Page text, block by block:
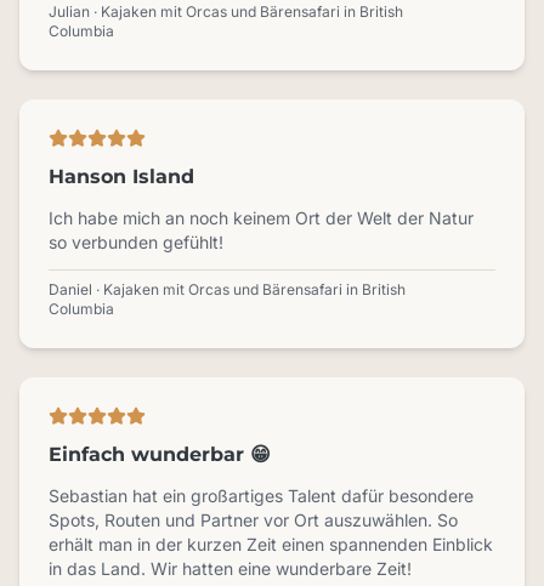
Julian · Kajaken mit Orcas und Bärensafari in British
Columbia
Hanson Island
Ich habe mich an noch keinem Ort der Welt der Natur
so verbunden gefühlt!
Daniel · Kajaken mit Orcas und Bärensafari in British
Columbia
Einfach wunderbar 😁
Sebastian hat ein großartiges Talent dafür besondere
Spots, Routen und Partner vor Ort auszuwählen. So
erhält man in der kurzen Zeit einen spannenden Einblick
in das Land. Wir hatten eine wunderbare Zeit!